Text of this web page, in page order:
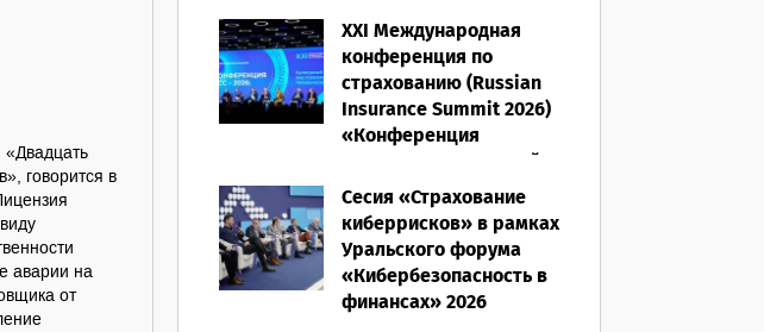
«Двадцать
говорится в
аварии на
от
XXI Международная
конференция по
страхованию (Russian
Insurance Summit 2026)
«Конференция
ВСС-2026: Культурный
код страхования/
Человеческий фактор»
28.05.2026
Сесия «Страхование
киберрисков» в рамках
Уральского форума
«Кибербезопасность в
финансах» 2026